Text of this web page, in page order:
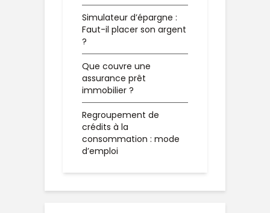
Simulateur d’épargne :
Faut-il placer son argent
?
Que couvre une
assurance prêt
immobilier ?
Regroupement de
crédits à la
consommation : mode
d’emploi